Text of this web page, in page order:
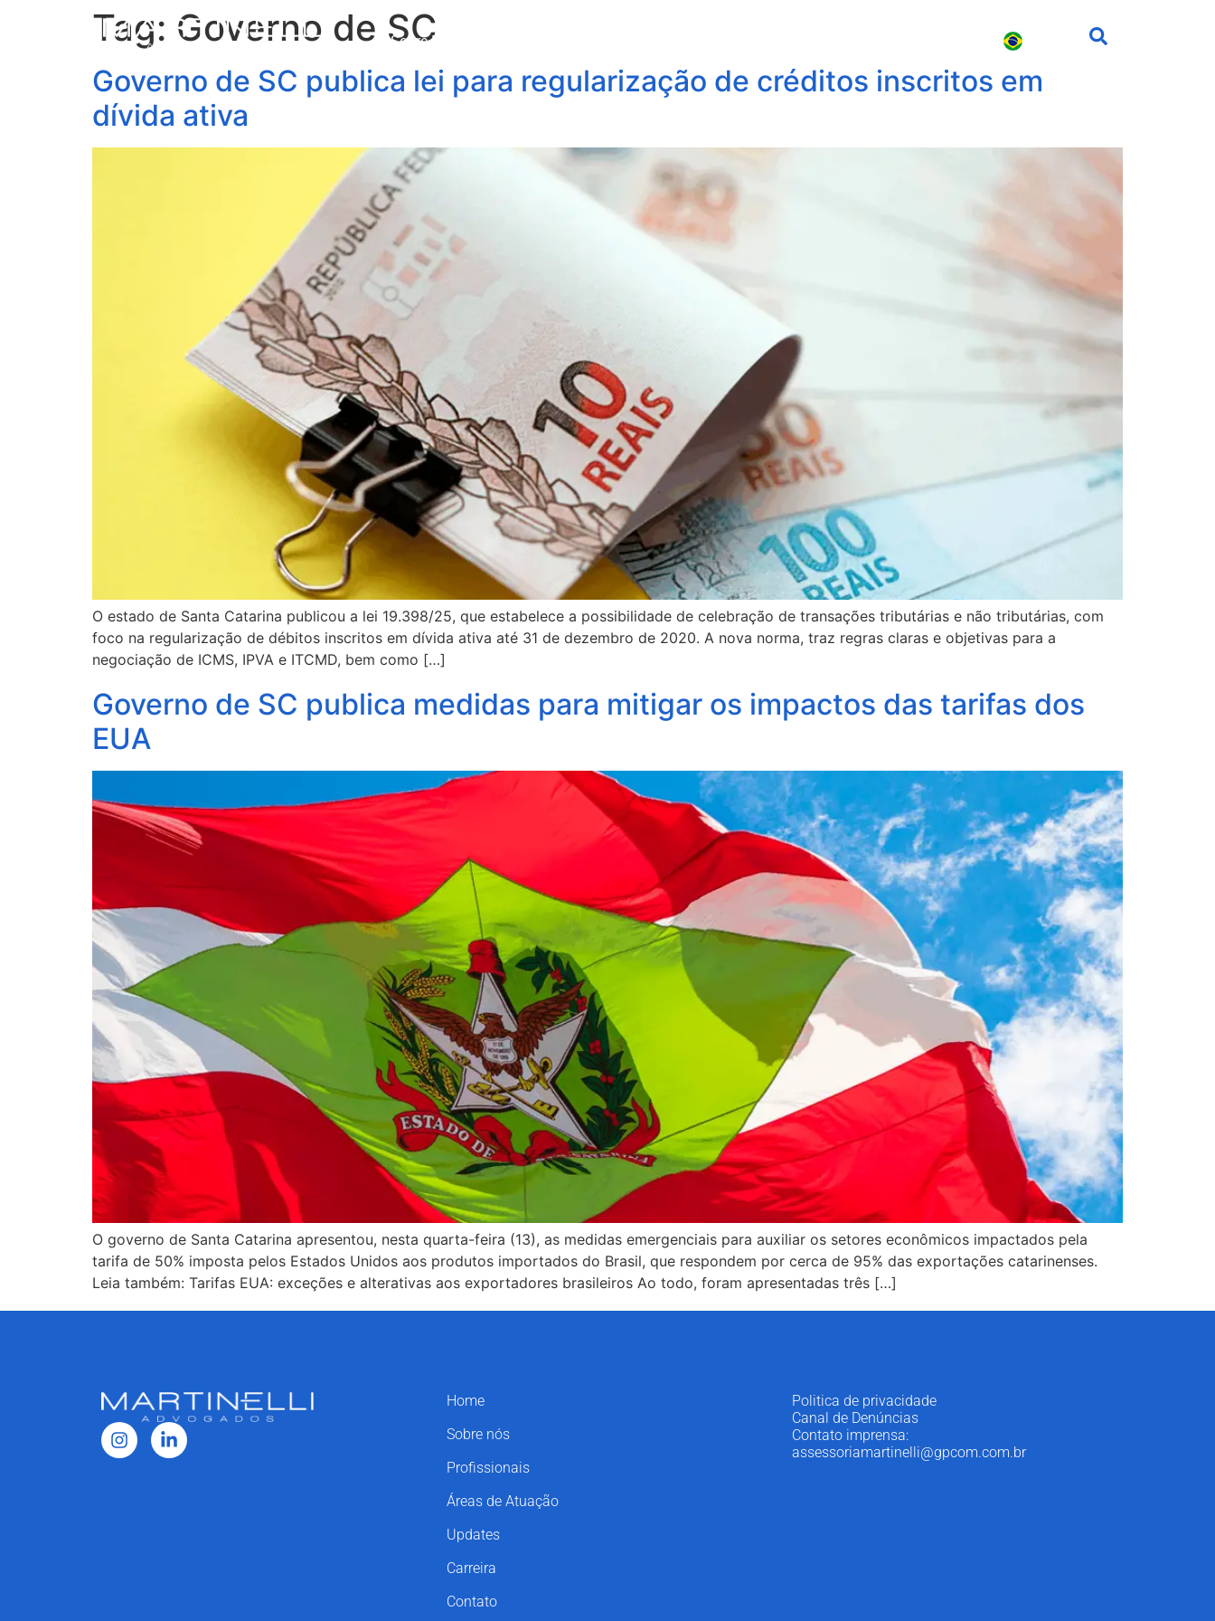
Sobre Nós
Tag: Governo de SC
Governo de SC publica lei para regularização de créditos inscritos em
dívida ativa
O estado de Santa Catarina publicou a lei 19.398/25, que estabelece a possibilidade de celebração de transações tributárias e não tributárias, com
foco na regularização de débitos inscritos em dívida ativa até 31 de dezembro de 2020. A nova norma, traz regras claras e objetivas para a
negociação de ICMS, IPVA e ITCMD, bem como […]
Governo de SC publica medidas para mitigar os impactos das tarifas dos
EUA
O governo de Santa Catarina apresentou, nesta quarta-feira (13), as medidas emergenciais para auxiliar os setores econômicos impactados pela
tarifa de 50% imposta pelos Estados Unidos aos produtos importados do Brasil, que respondem por cerca de 95% das exportações catarinenses.
Leia também: Tarifas EUA: exceções e alterativas aos exportadores brasileiros Ao todo, foram apresentadas três […]
Home
Sobre nós
Profissionais
Áreas de Atuação
Updates
Carreira
Contato
Politica de privacidade
Canal de Denúncias
Contato imprensa:
assessoriamartinelli@gpcom.com.br